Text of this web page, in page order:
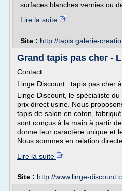
surfaces blanches vernies ou
Lire la suite
Site : http://tapis.galerie-
Grand tapis pas cher -
Contact
Linge Discount : tapis pas cher
Linge Discount, le spécialiste
prix direct usine. Nous
tapis de salon en coton,
sont conçus à la main à partir
donne leur caractère unique et
Nous sommes en relation directe
Lire la suite
Site : http://www.linge-